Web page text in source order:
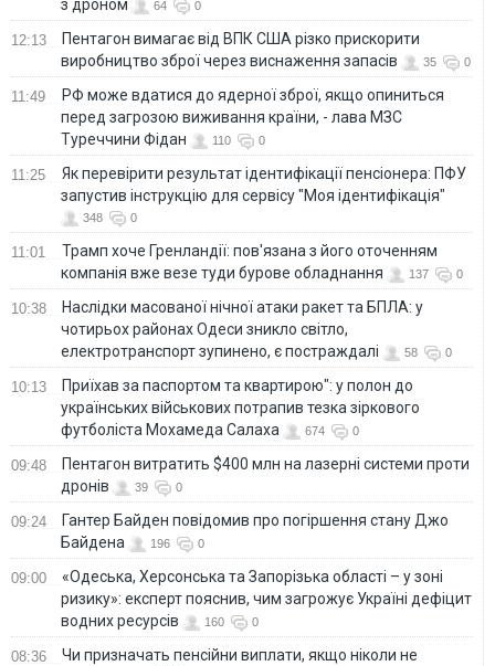
з дроном 64 0
12:13
Пентагон вимагає від ВПК США різко прискорити
виробництво зброї через виснаження запасів
35 0
11:49
РФ може вдатися до ядерної зброї, якщо опиниться
перед загрозою виживання країни, - лава МЗС
Туреччини Фідан
110 0
11:25
Як перевірити результат ідентифікації пенсіонера: ПФУ
запустив інструкцію для сервісу "Моя ідентифікація"
348 0
11:01
Трамп хоче Гренландії: пов'язана з його оточенням
компанія вже везе туди бурове обладнання
137 0
10:38
Наслідки масованої нічної атаки ракет та БПЛА: у
чотирьох районах Одеси зникло світло,
електротранспорт зупинено, є постраждалі
58 0
10:13
Приїхав за паспортом та квартирою": у полон до
українських військових потрапив тезка зіркового
футболіста Мохамеда Салаха
674 0
09:48
Пентагон витратить $400 млн на лазерні системи проти
дронів
39 0
09:24
Гантер Байден повідомив про погіршення стану Джо
Байдена
196 0
09:00
«Одеська, Херсонська та Запорізька області – у зоні
ризику»: експерт пояснив, чим загрожує Україні дефіцит
водних ресурсів
160 0
08:36
Чи призначать пенсійни виплати, якщо ніколи не